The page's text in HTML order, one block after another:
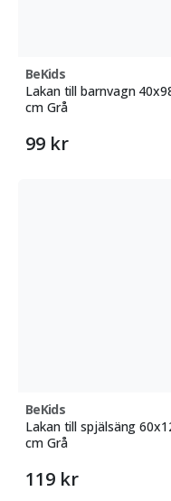
BeKids
Lakan till barnvagn
cm Grå
99 kr
BeKids
Lakan till spjälsäng
cm Grå
119 kr